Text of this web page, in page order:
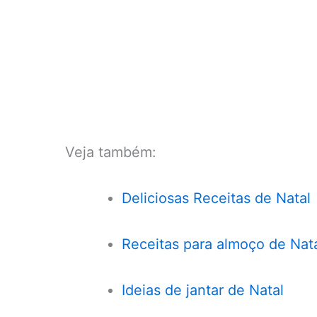
Veja também:
Deliciosas Receitas de Natal
Receitas para almoço de
Ideias de jantar de Natal